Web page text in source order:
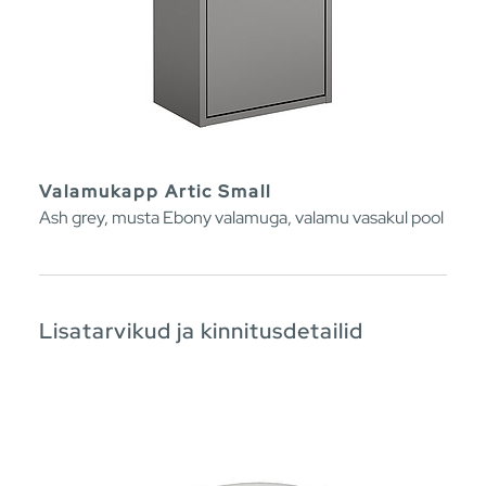
Valamukapp Artic Small
Ash grey, musta Ebony valamuga, valamu vasakul pool
Lisatarvikud ja kinnitusdetailid